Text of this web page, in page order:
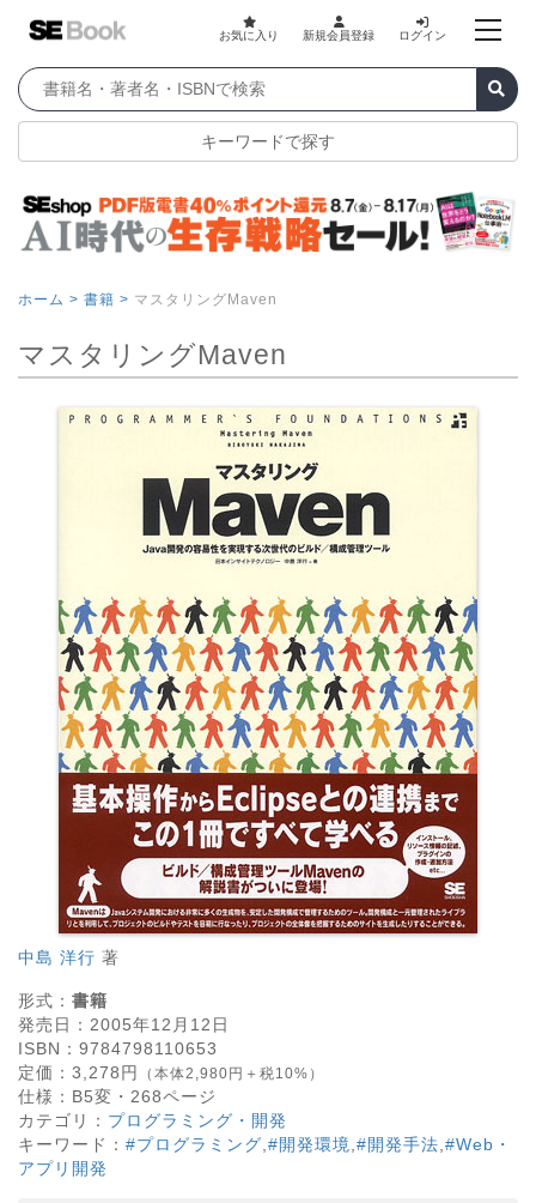
お気に入り 新規会員登録 ログイン
キーワードで探す
ホーム > 書籍 > マスタリングMaven
マスタリングMaven
中島 洋行 著
形式： 書籍
発売日： 2005年12月12日
ISBN： 9784798110653
定価： 3,278 円 （本体2,980円＋税10%）
仕様： B5変・ 268ページ
カテゴリ： プログラミング・開発
キーワード： #プログラミング #開発環境 #開発手法 #Web・
アプリ開発